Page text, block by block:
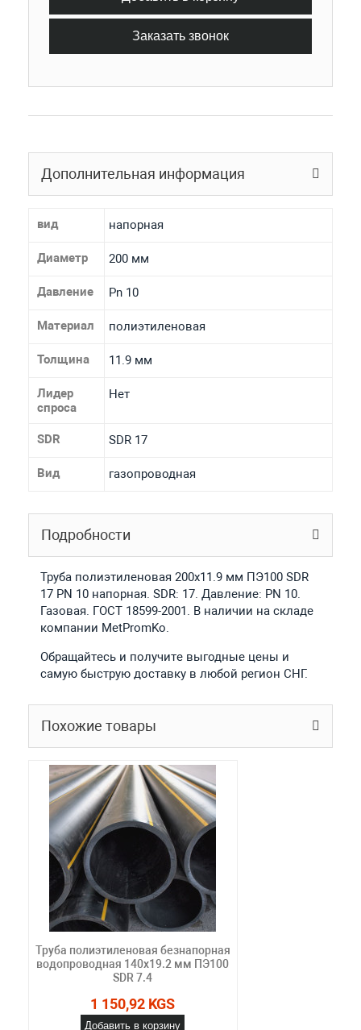
Заказать звонок
Дополнительная информация
вид напорная
Диаметр 200 мм
Давление Pn 10
Материал полиэтиленовая
Толщина 11.9 мм
Лидер
спроса
Нет
SDR SDR 17
Вид газопроводная
Подробности
Труба полиэтиленовая 200х11.9 мм ПЭ100 SDR
17 PN 10 напорная. SDR: 17. Давление: PN 10.
Газовая. ГОСТ 18599-2001. В наличии на складе
компании MetPromKo.
Обращайтесь и получите выгодные цены и
самую быструю доставку в любой регион СНГ.
Похожие товары
Труба полиэтиленовая безнапорная
водопроводная 140х19.2 мм ПЭ100
SDR 7.4
1 150,92 KGS
Добавить в корзину